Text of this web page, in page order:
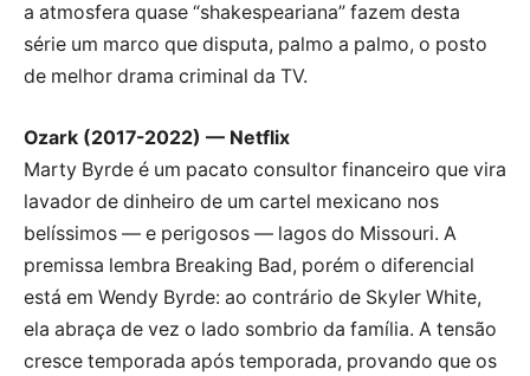
a atmosfera quase “shakespeariana” fazem desta
série um marco que disputa, palmo a palmo, o posto
de melhor drama criminal da TV.
Ozark (2017-2022) — Netflix
Marty Byrde é um pacato consultor financeiro que vira
lavador de dinheiro de um cartel mexicano nos
belíssimos — e perigosos — lagos do Missouri. A
premissa lembra Breaking Bad, porém o diferencial
está em Wendy Byrde: ao contrário de Skyler White,
ela abraça de vez o lado sombrio da família. A tensão
cresce temporada após temporada, provando que os